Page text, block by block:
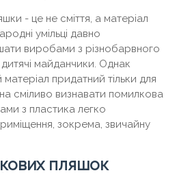
- це не сміття, а матеріал
умільці давно
виробами з різнобарвного
дитячі майданчики. Однак
придатний тільки для
сміливо визнавати помилкова
з пластика легко
зокрема, звичайну
пляшок